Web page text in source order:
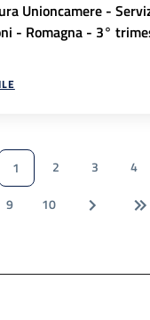
Unioncamere -
- Romagna - 3°
1 2 3 4
9 10